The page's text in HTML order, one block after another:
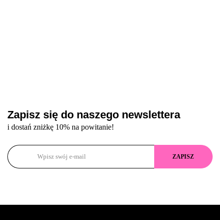
Zapisz się do naszego newslettera
i dostań zniżkę 10% na powitanie!